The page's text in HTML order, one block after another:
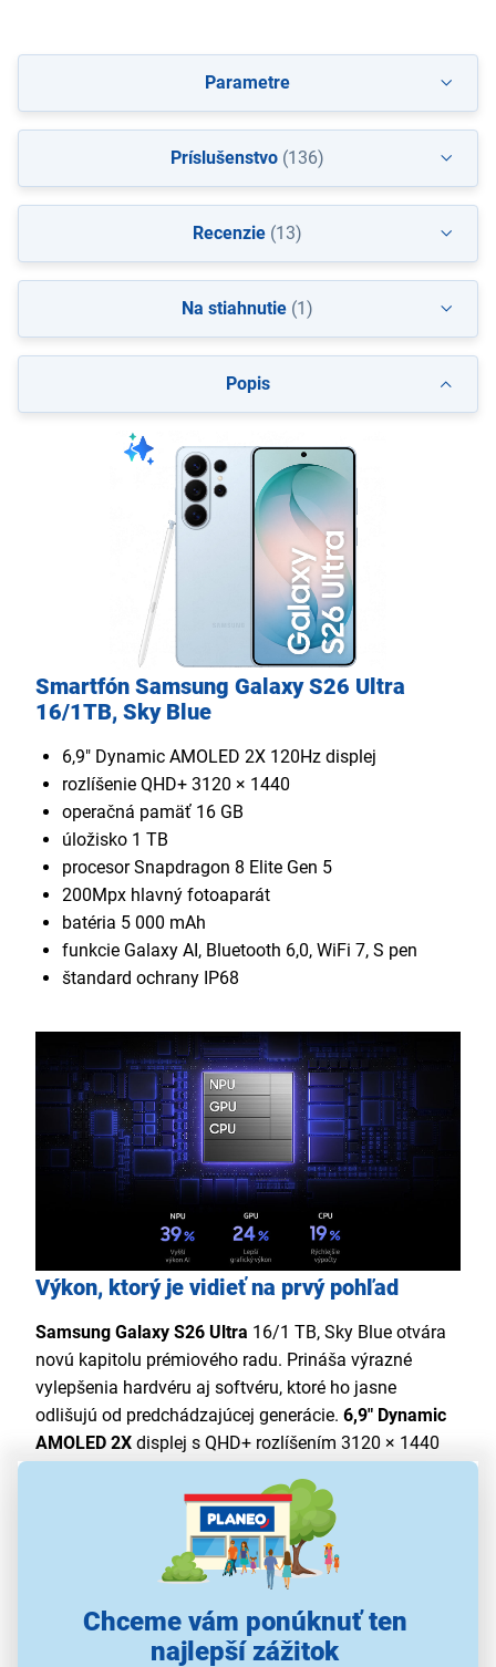
Chceme vám ponúknuť ten
najlepší zážitok
Popis
Smartfón Samsung Galaxy S26 Ultra
16/1TB, Sky Blue
6,9" Dynamic AMOLED 2X 120Hz displej
rozlíšenie QHD+ 3120 × 1440
operačná pamäť 16 GB
úložisko 1 TB
procesor Snapdragon 8 Elite Gen 5
200Mpx hlavný fotoaparát
batéria 5 000 mAh
funkcie Galaxy AI, Bluetooth 6,0, WiFi 7, S pen
štandard ochrany IP68
Výkon, ktorý je vidieť na prvý pohľad
Samsung Galaxy S26 Ultra 16/1 TB, Sky Blue otvára
novú kapitolu prémiového radu. Prináša výrazné
vylepšenia hardvéru aj softvéru, ktoré ho jasne
odlišujú od predchádzajúcej generácie. 6,9" Dynamic
AMOLED 2X displej s QHD+ rozlíšením 3120 × 1440
technológii mDNIe. Najvýkonnejší
Snapdragon 8 Elite Gen 5pre multitasking
a graficky náročné hry zaistí stabilný výkon a hladké
víťazstvá. Vďaka procesoru a vylepšenej odparovacej
komore bude chladiaci systém efektívnejší ako
kedykoľvek predtým, a to aj počas tých
Parametre
Príslušenstvo (136)
Recenzie (13)
Na stiahnutie (1)